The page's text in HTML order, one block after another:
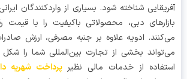
شناخته شود. بسیاری از واردکنندگان ایرانی با
دبی، محصولاتی باکیفیت را با قیمت
ادویه علاوه بر جنبه مصرفی، ارزش صادرات
بخشی از تجارت بین‌المللی شما را شکل دهد.
از خدمات مالی نظیر پرداخت شهریه